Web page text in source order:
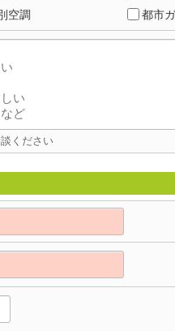
空調 都市
ください